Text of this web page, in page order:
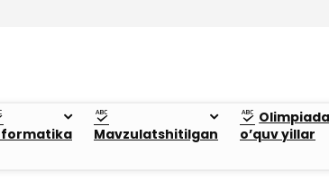
Mavzulatshitilgan
o’quv yillar